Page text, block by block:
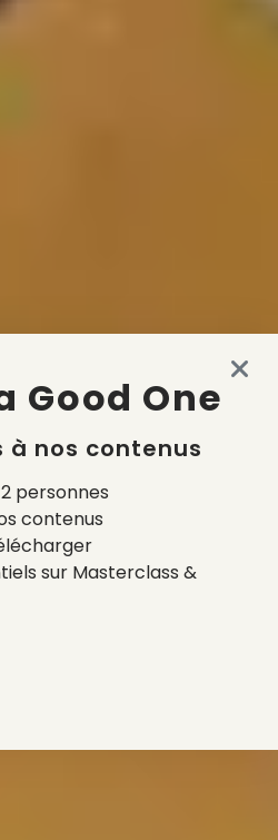
Good One
à nos contenus
personnes
contenus
sur Masterclass &